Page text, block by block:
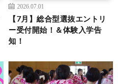
2026.07.01
【7月】総合型選抜エントリ
ー受付開始！＆体験入学告
知！